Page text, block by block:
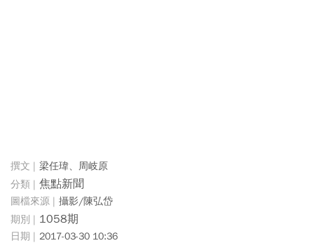
梁任瑋、周岐原
焦點新聞
攝影/陳弘岱
1058期
2017-03-30 10:36